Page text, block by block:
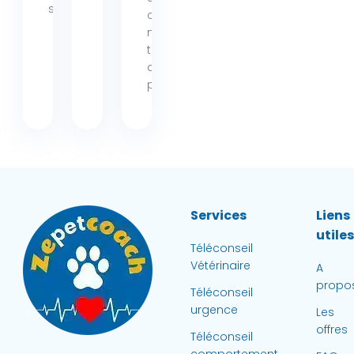
seulement...
complément
nutritionnel
très
apprécié
pour...
Services
Téléconseil
Vétérinaire
Téléconseil
urgence
Téléconseil
Liens
utiles
A
Les
offres